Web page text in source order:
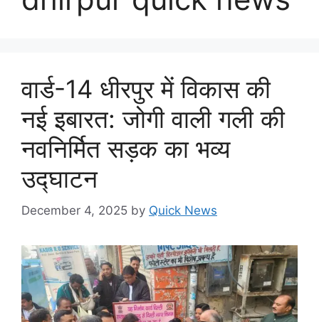
वार्ड-14 धीरपुर में विकास की
नई इबारत: जोगी वाली गली की
नवनिर्मित सड़क का भव्य
उद्घाटन
December 4, 2025 by Quick News